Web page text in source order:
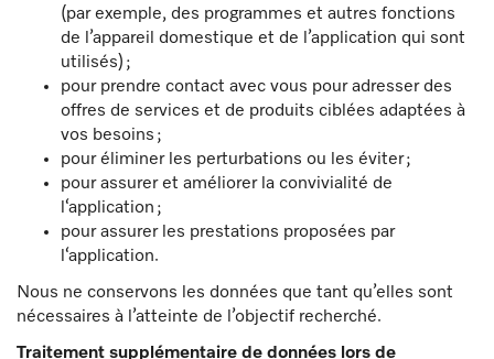
(par exemple, des programmes et autres fonctions
de l’appareil domestique et de l’application qui sont
utilisés) ;
pour prendre contact avec vous pour adresser des
offres de services et de produits ciblées adaptées à
vos besoins ;
pour éliminer les perturbations ou les éviter ;
pour assurer et améliorer la convivialité de
l‘application ;
pour assurer les prestations proposées par
l‘application.
Nous ne conservons les données que tant qu’elles sont
nécessaires à l’atteinte de l’objectif recherché.
Traitement supplémentaire de données lors de